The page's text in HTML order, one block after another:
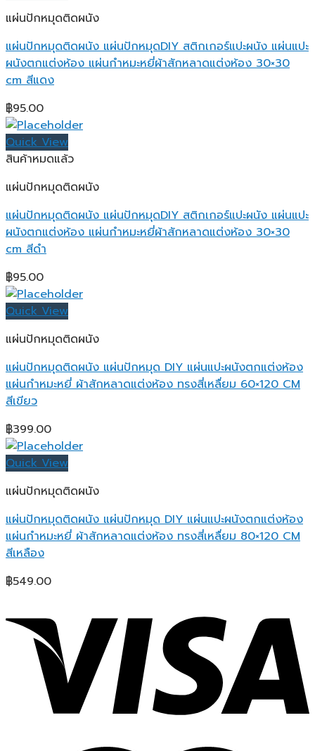
แผ่นปักหมุดติดผนัง
แผ่นปักหมุดติดผนัง แผ่นปักหมุดDIY สติกเกอร์แปะผนัง แผ่นแปะ
ผนังตกแต่งห้อง แผ่นกำหมะหยี่ผ้าสักหลาดแต่งห้อง 30×30
cm สีแดง
฿95.00
Quick View
สินค้าหมดแล้ว
แผ่นปักหมุดติดผนัง
แผ่นปักหมุดติดผนัง แผ่นปักหมุดDIY สติกเกอร์แปะผนัง แผ่นแปะ
ผนังตกแต่งห้อง แผ่นกำหมะหยี่ผ้าสักหลาดแต่งห้อง 30×30
cm สีดำ
฿95.00
Quick View
แผ่นปักหมุดติดผนัง
แผ่นปักหมุดติดผนัง แผ่นปักหมุด DIY แผ่นแปะผนังตกแต่งห้อง
แผ่นกำหมะหยี่ ผ้าสักหลาดแต่งห้อง ทรงสี่เหลื่ยม 60×120 CM
สีเขียว
฿399.00
Quick View
แผ่นปักหมุดติดผนัง
แผ่นปักหมุดติดผนัง แผ่นปักหมุด DIY แผ่นแปะผนังตกแต่งห้อง
แผ่นกำหมะหยี่ ผ้าสักหลาดแต่งห้อง ทรงสี่เหลื่ยม 80×120 CM
สีเหลือง
฿549.00